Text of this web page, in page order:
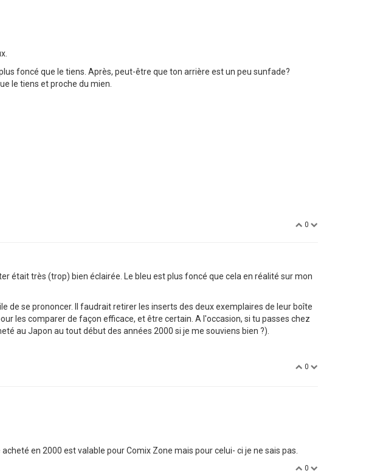
foncé que le tiens. Après, peut-être que ton arrière est un peu sunfade?
le tiens et proche du mien.
0
était très (trop) bien éclairée. Le bleu est plus foncé que cela en réalité sur mon
se prononcer. Il faudrait retirer les inserts des deux exemplaires de leur boîte
les comparer de façon efficace, et être certain. A l'occasion, si tu passes chez
au Japon au tout début des années 2000 si je me souviens bien ?).
0
en 2000 est valable pour Comix Zone mais pour celui- ci je ne sais pas.
0